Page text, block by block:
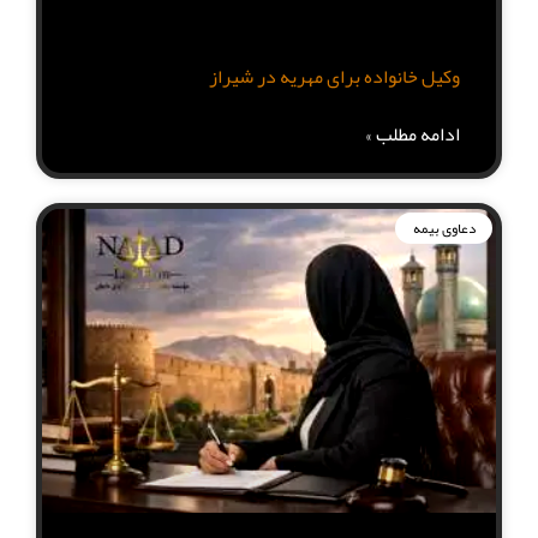
وکیل خانواده برای مهریه در شیراز
ادامه مطلب »
دعاوی بیمه